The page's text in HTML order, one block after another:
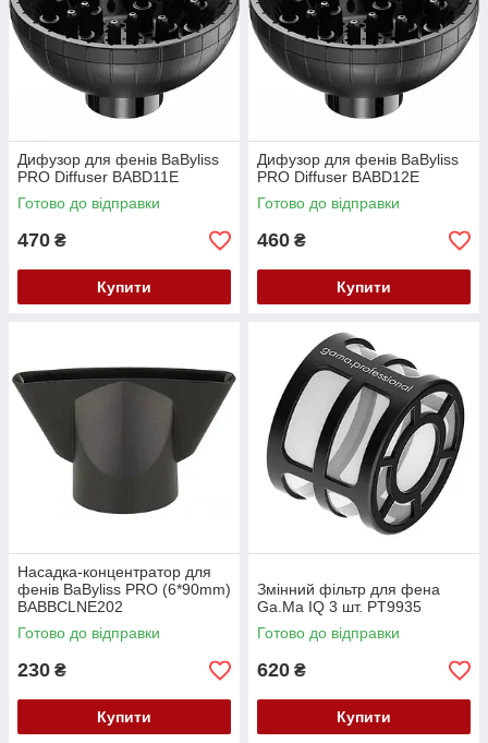
Дифузор для фенів BaByliss
PRO Diffuser BABD11E
Готово до відправки
470 ₴
Купити
Дифузор для фенів BaByliss
PRO Diffuser BABD12E
Готово до відправки
460 ₴
Купити
Насадка-концентратор для
фенів BaByliss PRO (6*90mm)
BABBCLNE202
Готово до відправки
230 ₴
Купити
Змінний фільтр для фена
Ga.Ma IQ 3 шт. PT9935
Готово до відправки
620 ₴
Купити